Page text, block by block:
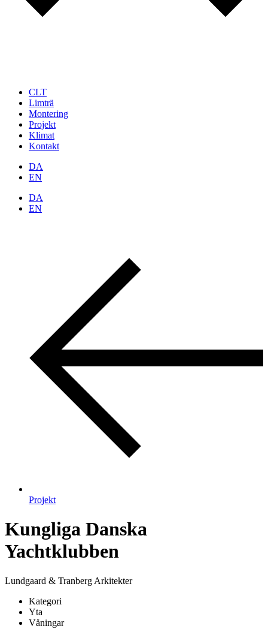
CLT
Limträ
Montering
Projekt
Klimat
Kontakt
DA
EN
DA
EN
Projekt
Kungliga Danska
Yachtklubben
Lundgaard & Tranberg Arkitekter
Kategori
Yta
Våningar